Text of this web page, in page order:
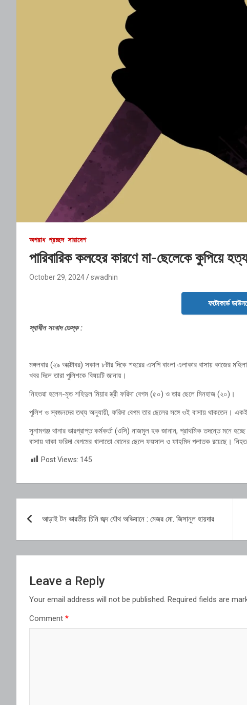
অপরাধ প্রচ্ছদ সারাদেশ
পারিবারিক কলহের কারণে মা-ছেলেকে কুপিয়ে
October 29, 2024 swadhin
ফটোকার্ড
স্বাধীন সংবাদ ডেস্ক :
মঙ্গলবার (২৯ অক্টোবর) সকাল ৮টার দিকে শহরের এসপি বাংলা এলাকার বাসায় কাজের
খবর দিলে তারা পুলিশকে বিষয়টি জানায়।
নিহতরা হলেন-মৃত শহিদুল মিয়ার স্ত্রী ফরিদা বেগম (৫০) ও তার ছেলে মিনহাজ (২০)।
পুলিশ ও স্বজনদের তথ্য অনুযায়ী, ফরিদা বেগম তার ছেলের সঙ্গে ওই বাসায় থাকতেন।
সুনামগঞ্জ থানার ভারপ্রাপ্ত কর্মকর্তা (ওসি) নাজমুল হক জানান, প্রাথমিক তদন্তে মনে
বাসায় থাকা ফরিদা বেগমের খালাতো বোনের ছেলে ফয়সাল ও ফাহমিদ পলাতক রয়েছে।
Post Views: 145
navigation
আড়াই টন ভারতীয় চিনি জব্দ যৌথ অভিযানে : মেজর মো. জিসানুল হায়দার
Leave a Reply
Your email address will not be published. Required fields are
Comment *